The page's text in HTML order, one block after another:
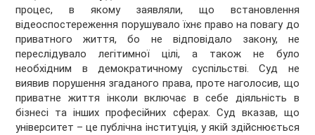
процес, в якому заявляли, що встановлення
відеоспостереження порушувало їхнє право на повагу до
приватного життя, бо не відповідало закону, не
переслідувало легітимної цілі, а також не було
необхідним в демократичному суспільстві. Суд не
виявив порушення згаданого права, проте наголосив, що
приватне життя інколи включає в себе діяльність в
бізнесі та інших професійних сферах. Суд вказав, що
університет – це публічна інституція, у якій здійснюється